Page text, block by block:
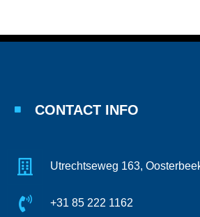
CONTACT INFO
Utrechtseweg 163,
+31 85 222 1162